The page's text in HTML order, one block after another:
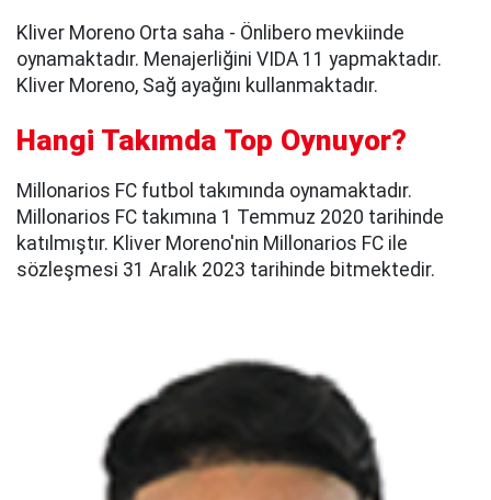
Kliver Moreno Orta saha - Önlibero mevkiinde
oynamaktadır. Menajerliğini VIDA 11 yapmaktadır.
Kliver Moreno, Sağ ayağını kullanmaktadır.
Hangi Takımda Top Oynuyor?
Millonarios FC futbol takımında oynamaktadır.
Millonarios FC takımına 1 Temmuz 2020 tarihinde
katılmıştır. Kliver Moreno'nin Millonarios FC ile
sözleşmesi 31 Aralık 2023 tarihinde bitmektedir.